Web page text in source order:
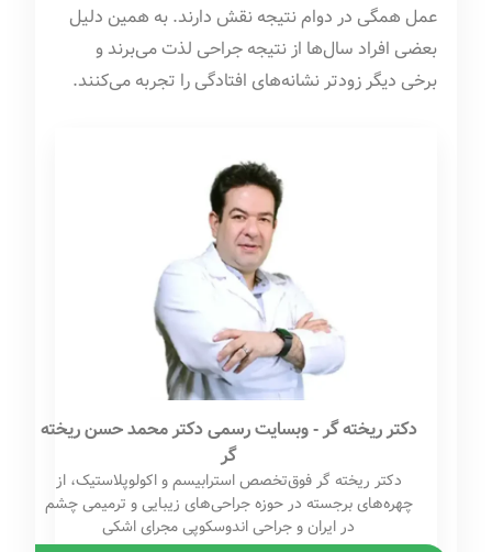
عمل همگی در دوام نتیجه نقش دارند. به همین دلیل
بعضی افراد سال‌ها از نتیجه جراحی لذت می‌برند و
برخی دیگر زودتر نشانه‌های افتادگی را تجربه می‌کنند.
دکتر ریخته گر - وبسایت رسمی دکتر محمد حسن ریخته
گر
دکتر ریخته گر فوق‌تخصص استرابیسم و اکولوپلاستیک، از
چهره‌های برجسته در حوزه جراحی‌های زیبایی و ترمیمی چشم
در ایران و جراحی اندوسکوپی مجرای اشکی